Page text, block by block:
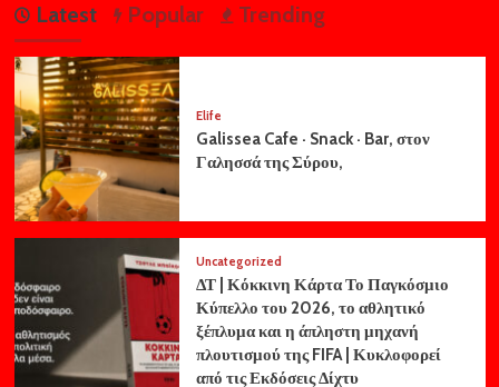
Latest Popular Trending
Elife
Galissea Cafe · Snack · Bar, στον
Γαλησσά της Σύρου,
Uncategorized
ΔΤ | Κόκκινη Κάρτα Το Παγκόσμιο
Κύπελλο του 2026, το αθλητικό
ξέπλυμα και η άπληστη μηχανή
πλουτισμού της FIFA | Κυκλοφορεί
από τις Εκδόσεις Δίχτυ